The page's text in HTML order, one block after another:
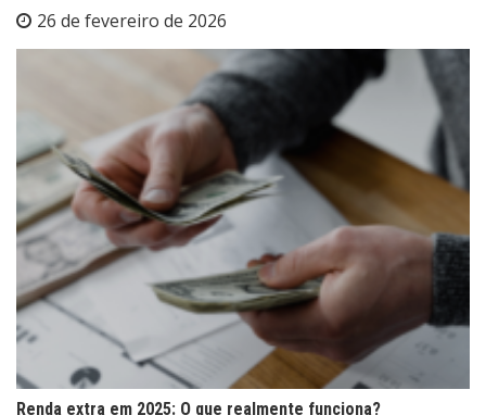
26 de fevereiro de 2026
Renda extra em 2025: O que realmente funciona?